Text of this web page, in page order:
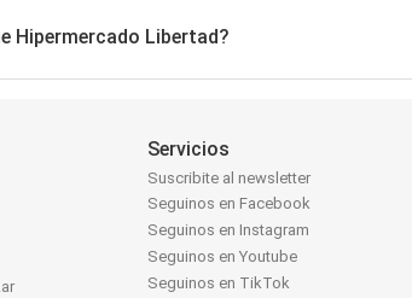
Hipermercado Libertad?
Servicios
Suscribite al newsletter
Seguinos en Facebook
Seguinos en Instagram
Seguinos en Youtube
Seguinos en TikTok